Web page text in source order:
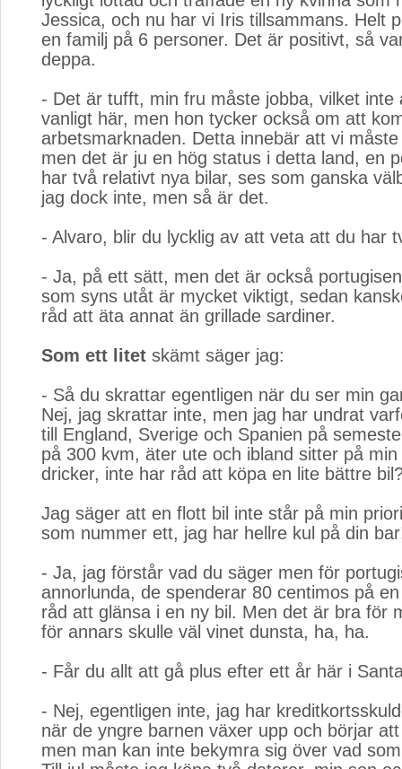
Jessica, och nu har vi Iris tillsammans. Helt
en familj på 6 personer. Det är positivt, så
deppa.
- Det är tufft, min fru måste jobba, vilket inte
vanligt här, men hon tycker också om att
arbetsmarknaden. Detta innebär att vi
men det är ju en hög status i detta land, en
har två relativt nya bilar, ses som ganska
jag dock inte, men så är det.
- Alvaro, blir du lycklig av att veta att du har
- Ja, på ett sätt, men det är också
som syns utåt är mycket viktigt, sedan
råd att äta annat än grillade sardiner.
Som ett litet skämt säger jag:
- Så du skrattar egentligen när du ser min
Nej, jag skrattar inte, men jag har undrat
till England, Sverige och Spanien på
på 300 kvm, äter ute och ibland sitter på
dricker, inte har råd att köpa en lite bättre
Jag säger att en flott bil inte står på min
som nummer ett, jag har hellre kul på din
- Ja, jag förstår vad du säger men för
annorlunda, de spenderar 80 centimos på
råd att glänsa i en ny bil. Men det är bra för
för annars skulle väl vinet dunsta, ha, ha.
- Får du allt att gå plus efter ett år här i
- Nej, egentligen inte, jag har
när de yngre barnen växer upp och börjar
men man kan inte bekymra sig över vad